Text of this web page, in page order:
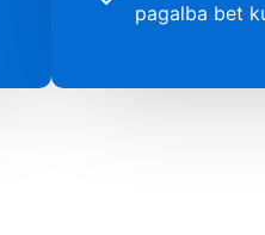
pagalba bet